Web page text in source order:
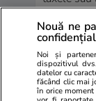
cu mii de
si au lasat
aparatura
nepoti si
primit ,
care au
Nouă ne
Noi și
dispozitivul
datelor cu
făcând clic mai
în orice